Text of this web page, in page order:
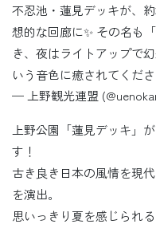
不忍池・蓮見デッキが、
想的な回廊に✨ その名も
き、夜はライトアップで
いう音色に癒されてくだ
— 上野観光連盟
上野公園「蓮見デッキ」
す！
古き良き日本の風情を現
を演出。
思いっきり夏を感じられ